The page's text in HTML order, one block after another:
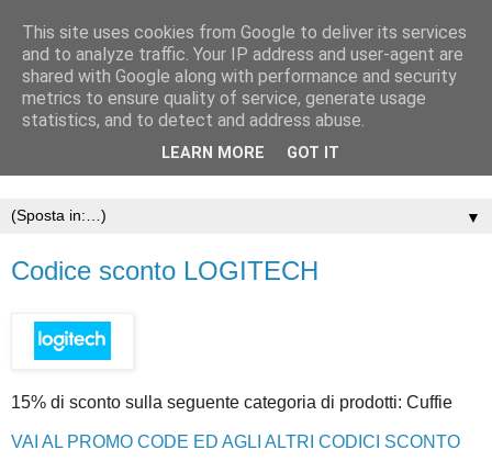
▼
Codice sconto LOGITECH
15% di sconto sulla seguente categoria di prodotti: Cuffie
VAI AL PROMO CODE ED AGLI ALTRI CODICI SCONTO
This site uses cookies from Google to deliver its services
and to analyze traffic. Your IP address and user-agent are
shared with Google along with performance and security
metrics to ensure quality of service, generate usage
statistics, and to detect and address abuse.
LEARN MORE GOT IT